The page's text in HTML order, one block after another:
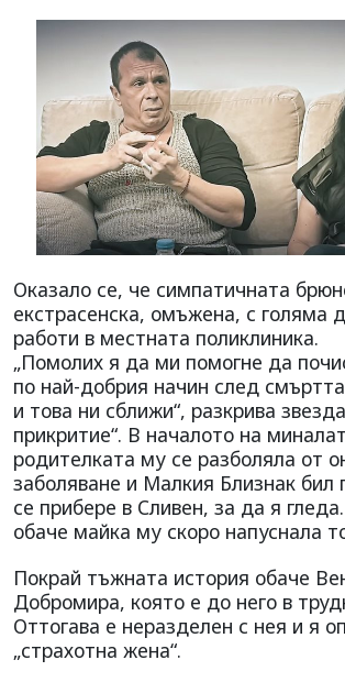
Оказало се, че симпатичната
екстрасенска, омъжена, с голяма
работи в местната поликлиника.
„Помолих я да ми помогне да
по най-добрия начин след
и това ни сближи“, разкрива
прикритие“. В началото на
родителката му се разболяла от
заболяване и Малкия Близнак бил
се прибере в Сливен, за да я
обаче майка му скоро напуснала
Покрай тъжната история обаче
Добромира, която е до него в
Оттогава е неразделен с нея и я
„страхотна жена“.